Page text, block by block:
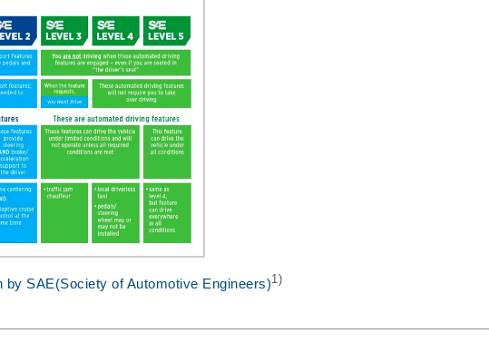
by SAE(Society of Automotive Engineers)1)